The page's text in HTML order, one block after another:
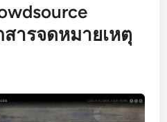
ารจดหมายเหตุ